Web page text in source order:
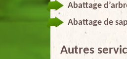
Abattage
Abattage de
Autres